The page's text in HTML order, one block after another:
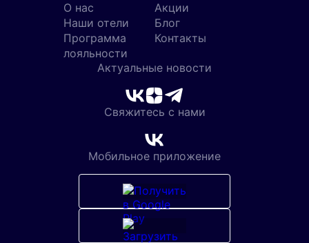
Мобильное приложение
О нас
Наши отели
Программа
лояльности
Акции
Блог
Контакты
Актуальные новости
Свяжитесь с нами